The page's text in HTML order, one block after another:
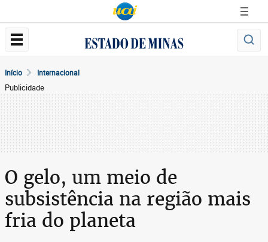
Início Internacional
Publicidade
O gelo, um meio de
subsistência na região mais
fria do planeta